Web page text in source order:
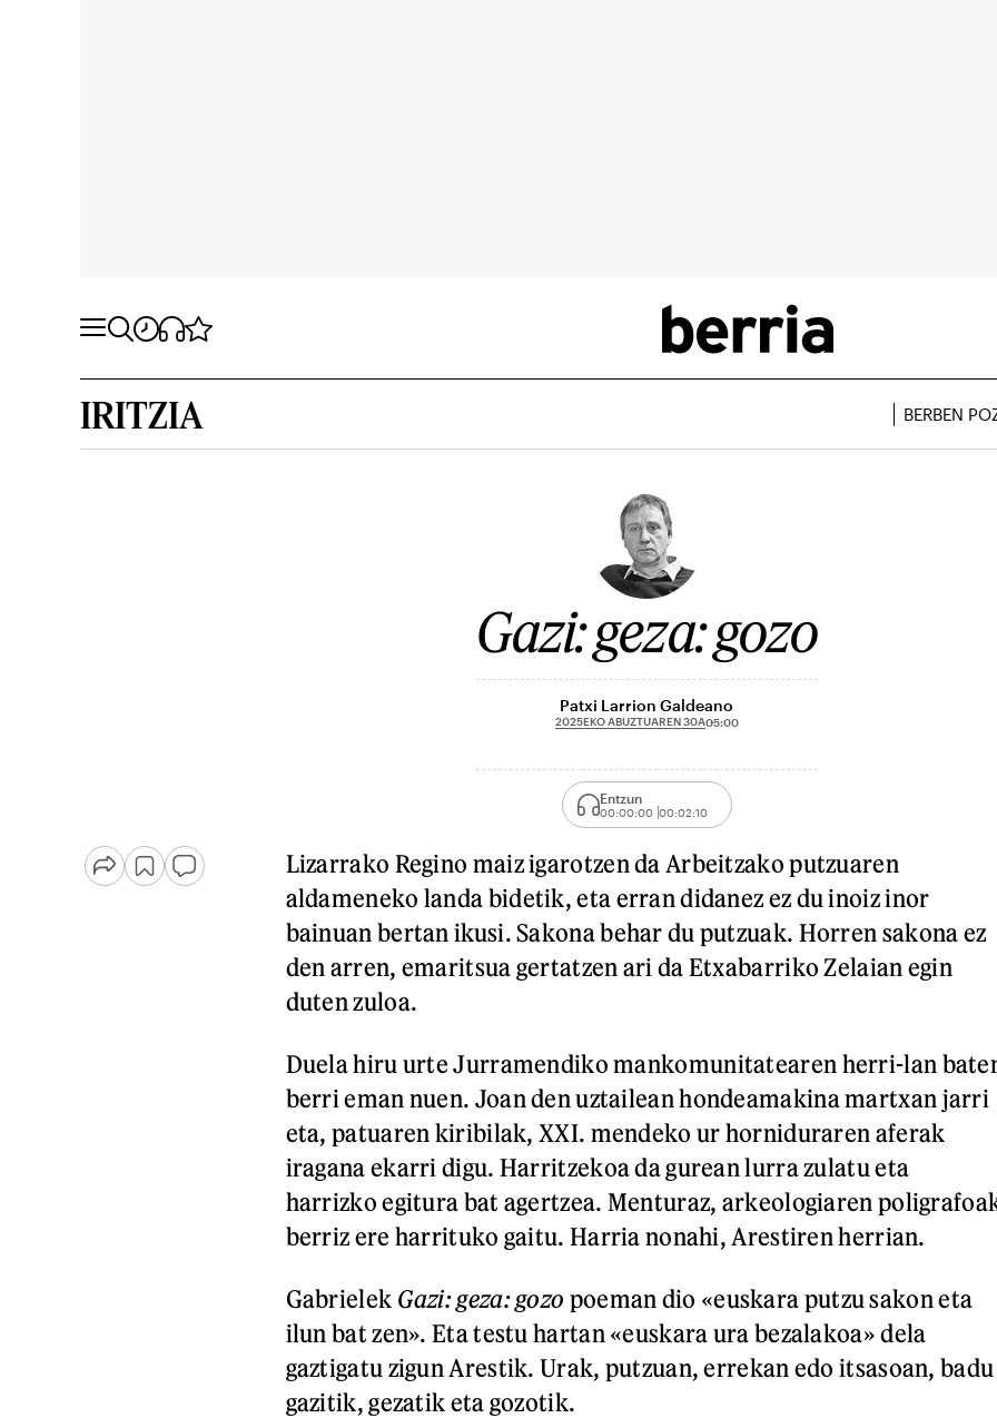
IRITZIA BERBEN
Gazi: geza: gozo
Patxi Larrion Galdeano
2025EKO ABUZTUAREN 30A05:00
Entzun
00:00:00 00:02:10
Lizarrako Regino maiz igarotzen da Arbeitzako putzuaren
aldameneko landa bidetik, eta erran didanez ez du inoiz inor
bainuan bertan ikusi. Sakona behar du putzuak. Horren sakona ez
den arren, emaritsua gertatzen ari da Etxabarriko Zelaian egin
duten zuloa.
Duela hiru urte Jurramendiko mankomunitatearen herri-lan
berri eman nuen. Joan den uztailean hondeamakina martxan jarri
eta, patuaren kiribilak, XXI. mendeko ur horniduraren aferak
iragana ekarri digu. Harritzekoa da gurean lurra zulatu eta
harrizko egitura bat agertzea. Menturaz, arkeologiaren
berriz ere harrituko gaitu. Harria nonahi, Arestiren herrian.
Gabrielek Gazi: geza: gozo poeman dio «euskara putzu sakon eta
ilun bat zen». Eta testu hartan «euskara ura bezalakoa» dela
gaztigatu zigun Arestik. Urak, putzuan, errekan edo itsasoan, badu
gazitik, gezatik eta gozotik.